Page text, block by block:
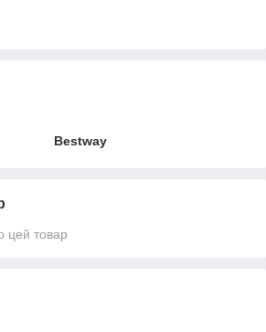
Bestway
цей товар